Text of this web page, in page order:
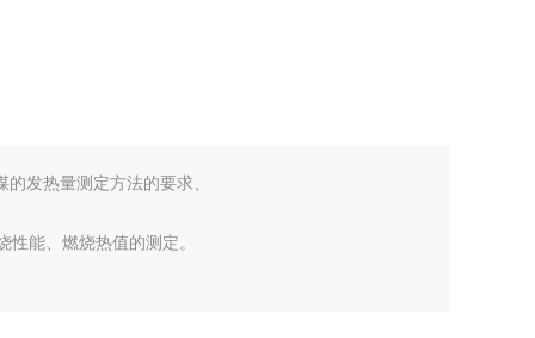
发热量测定方法的要求、
能、燃烧热值的测定。